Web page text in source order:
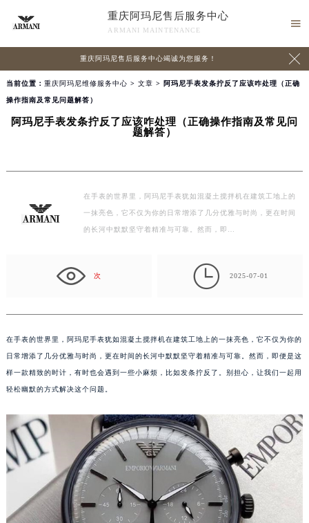
重庆阿玛尼售后服务中心
ARMANI MAINTENANCE

重庆阿玛尼售后服务中心竭诚为您服务！ 
当前位置： 重庆阿玛尼维修服务中心 > 文章 > 阿玛尼手表发条拧反了应该咋处理（正确
操作指南及常见问题解答）
阿玛尼手表发条拧反了应该咋处理（正确操作指南及常见问
题解答）
在手表的世界里，阿玛尼手表犹如混凝土搅拌机在建筑工地上的
一抹亮色，它不仅为你的日常增添了几分优雅与时尚，更在时间
的长河中默默坚守着精准与可靠。然而，即…
次  2025-07-01
在手表的世界里，阿玛尼手表犹如混凝土搅拌机在建筑工地上的一抹亮色，它不仅为你的
日常增添了几分优雅与时尚，更在时间的长河中默默坚守着精准与可靠。然而，即便是这
样一款精致的时计，有时也会遇到一些小麻烦，比如发条拧反了。别担心，让我们一起用
轻松幽默的方式解决这个问题。